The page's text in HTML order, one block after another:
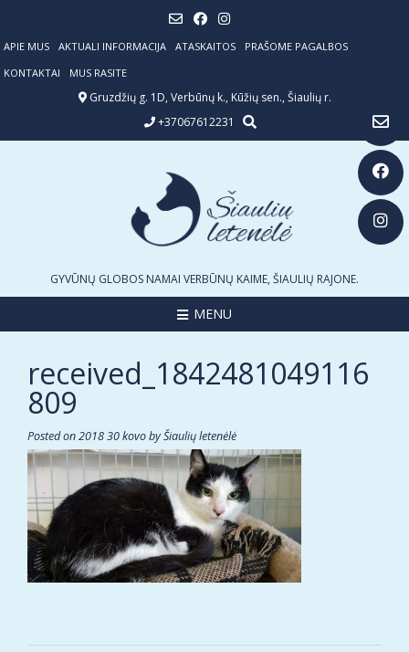
content
APIE MUS AKTUALI INFORMACIJA ATASKAITOS
PRAŠOME PAGALBOS
KONTAKTAI
MUS RASITE
Gruzdžių g. 1D, Verbūnų k., Kūžių sen., Šiaulių r.
+37067612231
GYVŪNŲ GLOBOS NAMAI VERBŪNŲ KAIME, ŠIAULIŲ RAJONE.
MENU
received_1842481049116
809
Posted on2018 30 kovobyŠiaulių letenėlė